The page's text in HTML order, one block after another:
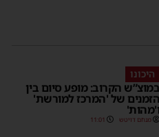
היכונו
במוצ”ש הקרוב: מופע סיום בין
הזמנים של 'המרכז למורשת'
ו'מהות'
מנחם דויטש 11:01